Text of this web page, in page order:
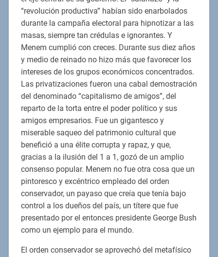
“revolución productiva” habían sido enarbolados
durante la campaña electoral para hipnotizar a las
masas, siempre tan crédulas e ignorantes. Y
Menem cumplió con creces. Durante sus diez años
y medio de reinado no hizo más que favorecer los
intereses de los grupos económicos concentrados.
Las privatizaciones fueron una cabal demostración
del denominado “capitalismo de amigos”, del
reparto de la torta entre el poder político y sus
amigos empresarios. Fue un gigantesco y
miserable saqueo del patrimonio cultural que
benefició a una élite corrupta y rapaz, y que,
gracias a la ilusión del 1 a 1, gozó de un amplio
consenso popular. Menem no fue otra cosa que un
pintoresco y excéntrico empleado del orden
conservador, un payaso que creía que tenía bajo
control a los dueños del país, un títere que fue
presentado por el entonces presidente George Bush
como un ejemplo para el mundo.
El orden conservador se aprovechó del metafísico